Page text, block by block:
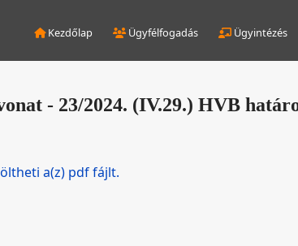
Kezdőlap Ügyfélfogadás Ügyintézés
- 23/2024. (IV.29.) HVB
a(z) pdf fájlt.